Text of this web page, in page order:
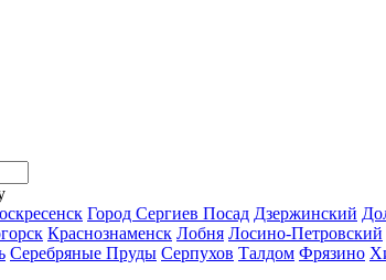
Город Сергиев Посад Дзержинский
Краснознаменск Лобня Лосино-Петровский
Серебряные Пруды Серпухов Талдом Фрязино